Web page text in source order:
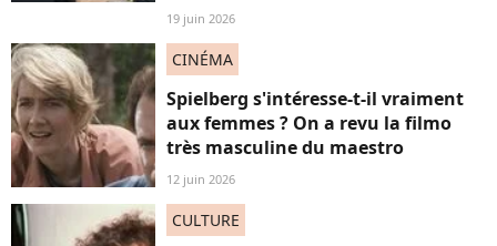
19 juin 2026
CINÉMA
Spielberg s'intéresse-t-il vraiment
aux femmes ? On a revu la filmo
très masculine du maestro
12 juin 2026
CULTURE